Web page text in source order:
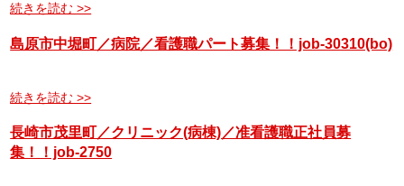
続きを読む >>
島原市中堀町／病院／看護職パート募集！！job-30310(bo)
続きを読む >>
長崎市茂里町／クリニック(病棟)／准看護職正社員募
集！！job-2750